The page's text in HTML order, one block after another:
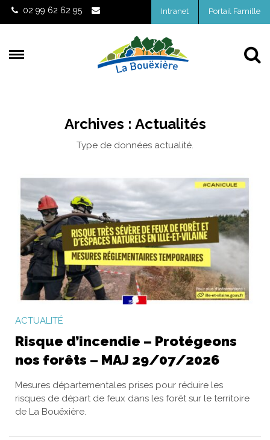
Gestion des traceurs
02 99 62 62 95 Intranet Portail Famille
Archives : Actualités
Type de données actualité.
ACTUALITÉ
Risque d’incendie – Protégeons
nos forêts – MAJ 29/07/2026
Mesures départementales prises pour réduire les
risques de départ de feux dans les forêt sur le territoire
de La Bouëxière.